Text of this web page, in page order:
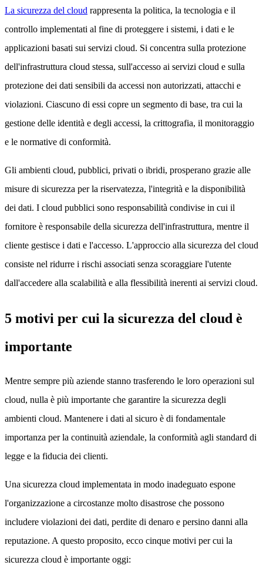
La sicurezza del cloud rappresenta la politica, la tecnologia e il
controllo implementati al fine di proteggere i sistemi, i dati e le
applicazioni basati sui servizi cloud. Si concentra sulla protezione
dell'infrastruttura cloud stessa, sull'accesso ai servizi cloud e sulla
protezione dei dati sensibili da accessi non autorizzati, attacchi e
violazioni. Ciascuno di essi copre un segmento di base, tra cui la
gestione delle identità e degli accessi, la crittografia, il monitoraggio
e le normative di conformità.
Gli ambienti cloud, pubblici, privati o ibridi, prosperano grazie alle
misure di sicurezza per la riservatezza, l'integrità e la disponibilità
dei dati. I cloud pubblici sono responsabilità condivise in cui il
fornitore è responsabile della sicurezza dell'infrastruttura, mentre il
cliente gestisce i dati e l'accesso. L'approccio alla sicurezza del cloud
consiste nel ridurre i rischi associati senza scoraggiare l'utente
dall'accedere alla scalabilità e alla flessibilità inerenti ai servizi cloud.
5 motivi per cui la sicurezza del cloud è
importante
Mentre sempre più aziende stanno trasferendo le loro operazioni sul
cloud, nulla è più importante che garantire la sicurezza degli
ambienti cloud. Mantenere i dati al sicuro è di fondamentale
importanza per la continuità aziendale, la conformità agli standard di
legge e la fiducia dei clienti.
Una sicurezza cloud implementata in modo inadeguato espone
l'organizzazione a circostanze molto disastrose che possono
includere violazioni dei dati, perdite di denaro e persino danni alla
reputazione. A questo proposito, ecco cinque motivi per cui la
sicurezza cloud è importante oggi: